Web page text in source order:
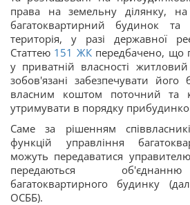
права на земельну ділянку,
багатоквартирний будинок та
територія, у разі державної
Статтею 151 ЖКпередбачено, що
у приватній власності
зобов'язані забезпечувати його
власним коштом поточний та
утримувати в порядку
Саме за рішенням
функцій управління
можуть передаватися
передаються
багатоквартирного будинку
ОСББ).